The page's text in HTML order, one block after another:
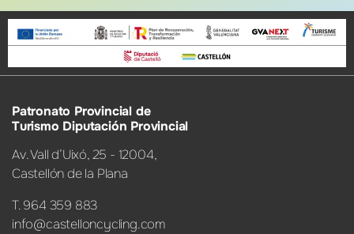
Patronato Provincial de
Turismo Diputación Provincial
Av. Vall d’Uixó, 25 - 12004,
Castellón de la Plana
T. 964 359 883
info@castelloncycling.com